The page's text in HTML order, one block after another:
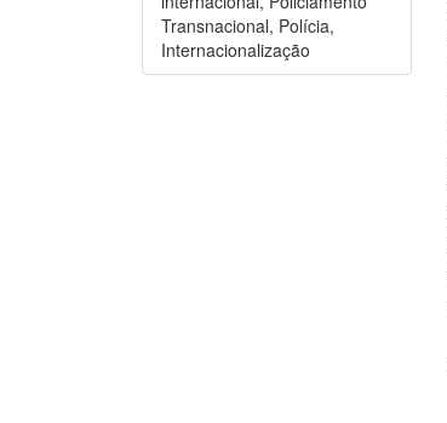
Transnacional, Polícia,
Internacionalização